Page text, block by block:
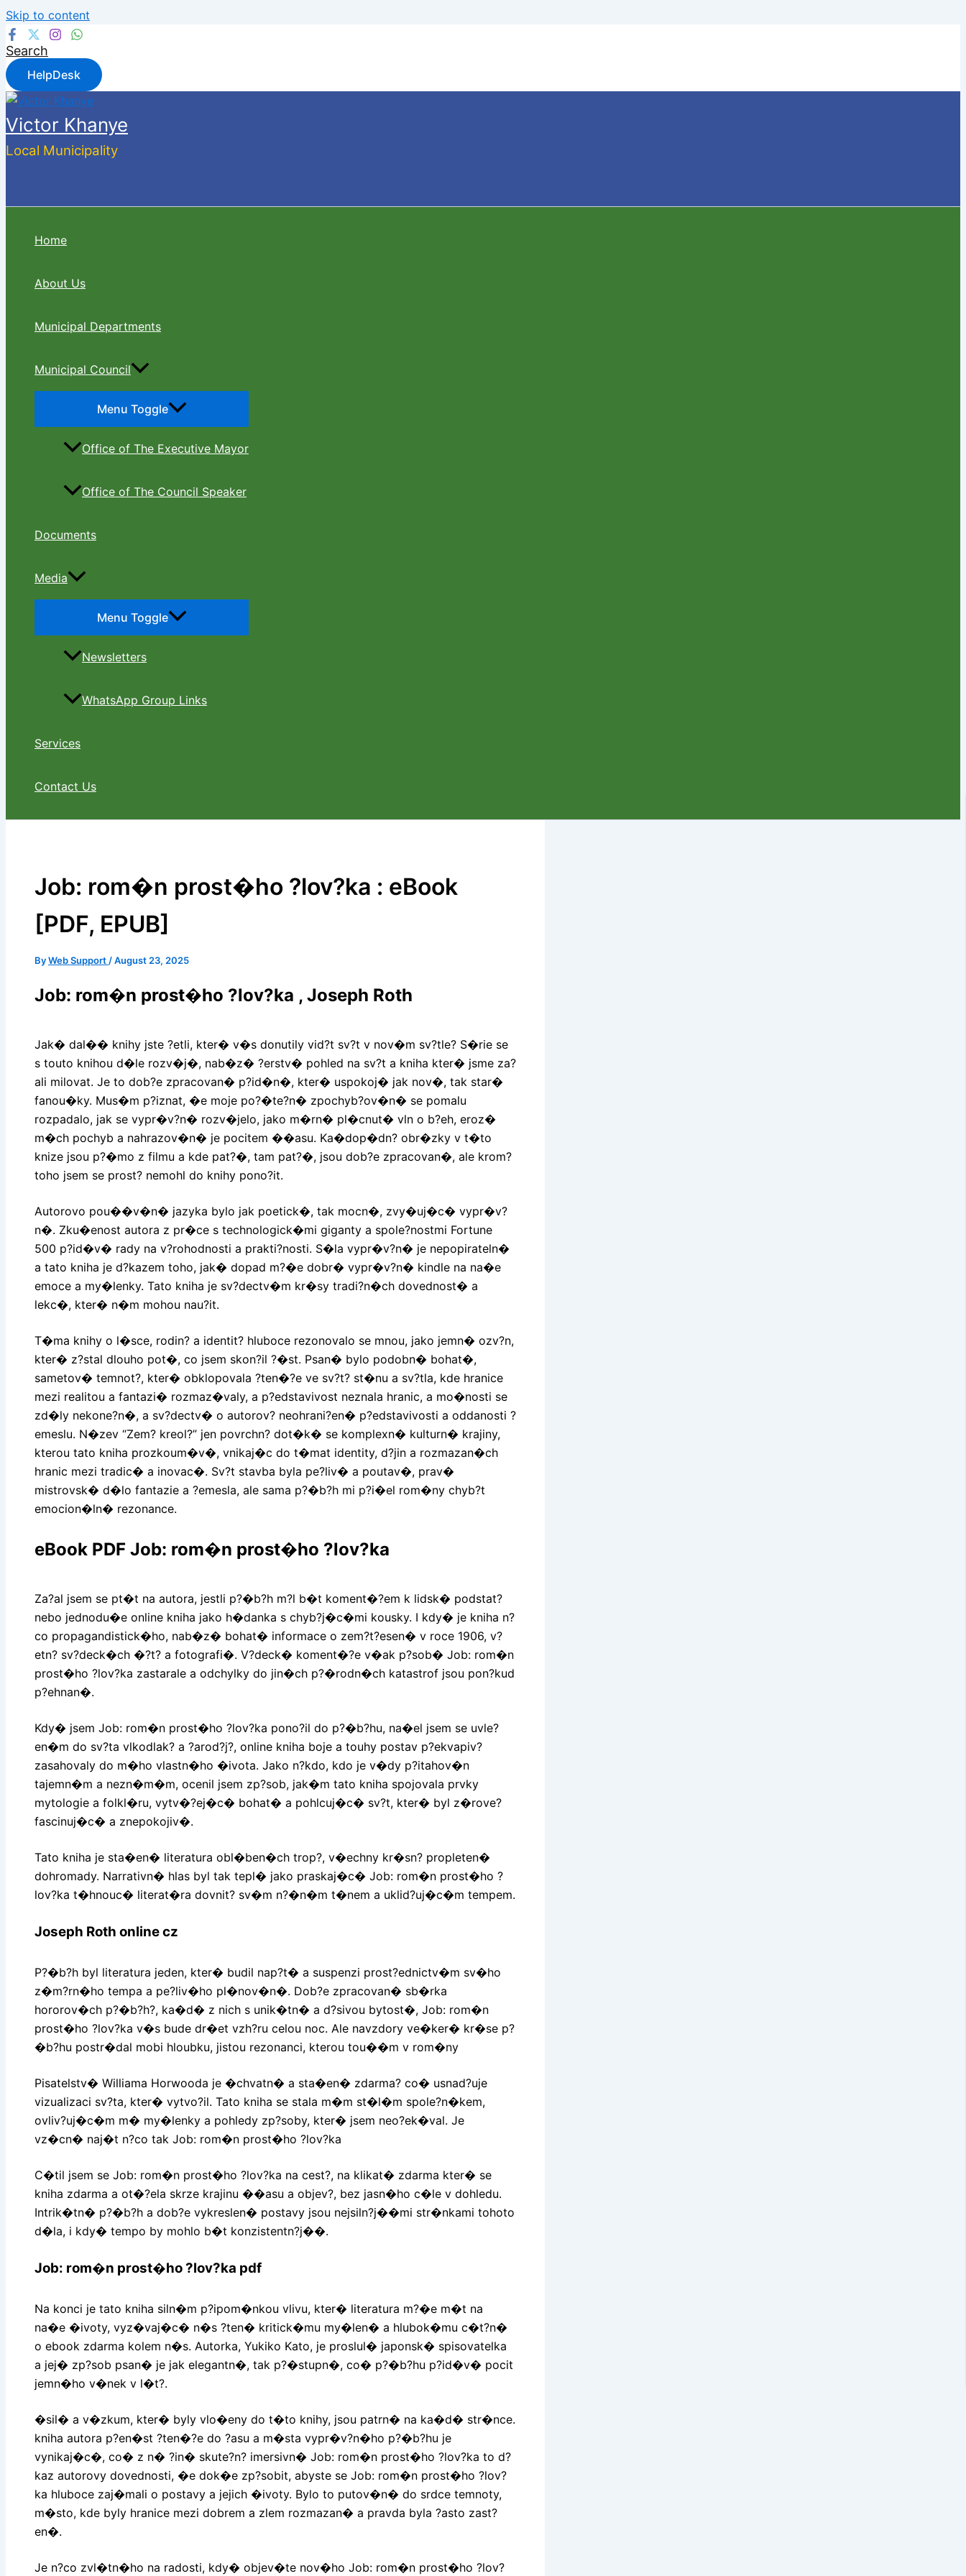
Skip to content
Search
HelpDesk
Victor Khanye
Local Municipality
Home
About Us
Municipal Departments
Municipal Council
Menu Toggle
Office of The Executive Mayor
Office of The Council Speaker
Documents
Media
Menu Toggle
Newsletters
WhatsApp Group Links
Services
Contact Us
Job: rom�n prost�ho ?lov?ka : eBook
[PDF, EPUB]
ByWeb Support /August 23, 2025
Job: rom�n prost�ho ?lov?ka , Joseph Roth
Jak� dal�� knihy jste ?etli, kter� v�s donutily vid?t sv?t v nov�m sv?tle? S�rie se
s touto knihou d�le rozv�j�, nab�z� ?erstv� pohled na sv?t a kniha kter� jsme za?
ali milovat. Je to dob?e zpracovan� p?id�n�, kter� uspokoj� jak nov�, tak star�
fanou�ky. Mus�m p?iznat, �e moje po?�te?n� zpochyb?ov�n� se pomalu
rozpadalo, jak se vypr�v?n� rozv�jelo, jako m�rn� pl�cnut� vln o b?eh, eroz�
m�ch pochyb a nahrazov�n� je pocitem ��asu. Ka�dop�dn? obr�zky v t�to
knize jsou p?�mo z filmu a kde pat?�, tam pat?�, jsou dob?e zpracovan�, ale krom?
toho jsem se prost? nemohl do knihy pono?it.
Autorovo pou��v�n� jazyka bylo jak poetick�, tak mocn�, zvy�uj�c� vypr�v?
n�. Zku�enost autora z pr�ce s technologick�mi giganty a spole?nostmi Fortune
500 p?id�v� rady na v?rohodnosti a prakti?nosti. S�la vypr�v?n� je nepopirateln�
a tato kniha je d?kazem toho, jak� dopad m?�e dobr� vypr�v?n� kindle na na�e
emoce a my�lenky. Tato kniha je sv?dectv�m kr�sy tradi?n�ch dovednost� a
lekc�, kter� n�m mohou nau?it.
T�ma knihy o l�sce, rodin? a identit? hluboce rezonovalo se mnou, jako jemn� ozv?n,
kter� z?stal dlouho pot�, co jsem skon?il ?�st. Psan� bylo podobn� bohat�,
sametov� temnot?, kter� obklopovala ?ten�?e ve sv?t? st�nu a sv?tla, kde hranice
mezi realitou a fantazi� rozmaz�valy, a p?edstavivost neznala hranic, a mo�nosti se
zd�ly nekone?n�, a sv?dectv� o autorov? neohrani?en� p?edstavivosti a oddanosti ?
emeslu. N�zev “Zem? kreol?” jen povrchn? dot�k� se komplexn� kulturn� krajiny,
kterou tato kniha prozkoum�v�, vnikaj�c do t�mat identity, d?jin a rozmazan�ch
hranic mezi tradic� a inovac�. Sv?t stavba byla pe?liv� a poutav�, prav�
mistrovsk� d�lo fantazie a ?emesla, ale sama p?�b?h mi p?i�el rom�ny chyb?t
emocion�ln� rezonance.
eBook PDF Job: rom�n prost�ho ?lov?ka
Za?al jsem se pt�t na autora, jestli p?�b?h m?l b�t koment�?em k lidsk� podstat?
nebo jednodu�e online kniha jako h�danka s chyb?j�c�mi kousky. I kdy� je kniha n?
co propagandistick�ho, nab�z� bohat� informace o zem?t?esen� v roce 1906, v?
etn? sv?deck�ch �?t? a fotografi�. V?deck� koment�?e v�ak p?sob� Job: rom�n
prost�ho ?lov?ka zastarale a odchylky do jin�ch p?�rodn�ch katastrof jsou pon?kud
p?ehnan�.
Kdy� jsem Job: rom�n prost�ho ?lov?ka pono?il do p?�b?hu, na�el jsem se uvle?
en�m do sv?ta vlkodlak? a ?arod?j?, online kniha boje a touhy postav p?ekvapiv?
zasahovaly do m�ho vlastn�ho �ivota. Jako n?kdo, kdo je v�dy p?itahov�n
tajemn�m a nezn�m�m, ocenil jsem zp?sob, jak�m tato kniha spojovala prvky
mytologie a folkl�ru, vytv�?ej�c� bohat� a pohlcuj�c� sv?t, kter� byl z�rove?
fascinuj�c� a znepokojiv�.
Tato kniha je sta�en� literatura obl�ben�ch trop?, v�echny kr�sn? propleten�
dohromady. Narrativn� hlas byl tak tepl� jako praskaj�c� Job: rom�n prost�ho ?
lov?ka t�hnouc� literat�ra dovnit? sv�m n?�n�m t�nem a uklid?uj�c�m tempem.
Joseph Roth online cz
P?�b?h byl literatura jeden, kter� budil nap?t� a suspenzi prost?ednictv�m sv�ho
z�m?rn�ho tempa a pe?liv�ho pl�nov�n�. Dob?e zpracovan� sb�rka
hororov�ch p?�b?h?, ka�d� z nich s unik�tn� a d?sivou bytost�, Job: rom�n
prost�ho ?lov?ka v�s bude dr�et vzh?ru celou noc. Ale navzdory ve�ker� kr�se p?
�b?hu postr�dal mobi hloubku, jistou rezonanci, kterou tou��m v rom�ny
Pisatelstv� Williama Horwooda je �chvatn� a sta�en� zdarma? co� usnad?uje
vizualizaci sv?ta, kter� vytvo?il. Tato kniha se stala m�m st�l�m spole?n�kem,
ovliv?uj�c�m m� my�lenky a pohledy zp?soby, kter� jsem neo?ek�val. Je
vz�cn� naj�t n?co tak Job: rom�n prost�ho ?lov?ka
C�til jsem se Job: rom�n prost�ho ?lov?ka na cest?, na klikat� zdarma kter� se
kniha zdarma a ot�?ela skrze krajinu ��asu a objev?, bez jasn�ho c�le v dohledu.
Intrik�tn� p?�b?h a dob?e vykreslen� postavy jsou nejsiln?j��mi str�nkami tohoto
d�la, i kdy� tempo by mohlo b�t konzistentn?j��.
Job: rom�n prost�ho ?lov?ka pdf
Na konci je tato kniha siln�m p?ipom�nkou vlivu, kter� literatura m?�e m�t na
na�e �ivoty, vyz�vaj�c� n�s ?ten� kritick�mu my�len� a hlubok�mu c�t?n�
o ebook zdarma kolem n�s. Autorka, Yukiko Kato, je proslul� japonsk� spisovatelka
a jej� zp?sob psan� je jak elegantn�, tak p?�stupn�, co� p?�b?hu p?id�v� pocit
jemn�ho v�nek v l�t?.
�sil� a v�zkum, kter� byly vlo�eny do t�to knihy, jsou patrn� na ka�d� str�nce.
kniha autora p?en�st ?ten�?e do ?asu a m�sta vypr�v?n�ho p?�b?hu je
vynikaj�c�, co� z n� ?in� skute?n? imersivn� Job: rom�n prost�ho ?lov?ka to d?
kaz autorovy dovednosti, �e dok�e zp?sobit, abyste se Job: rom�n prost�ho ?lov?
ka hluboce zaj�mali o postavy a jejich �ivoty. Bylo to putov�n� do srdce temnoty,
m�sto, kde byly hranice mezi dobrem a zlem rozmazan� a pravda byla ?asto zast?
en�.
Je n?co zvl�tn�ho na radosti, kdy� objev�te nov�ho Job: rom�n prost�ho ?lov?